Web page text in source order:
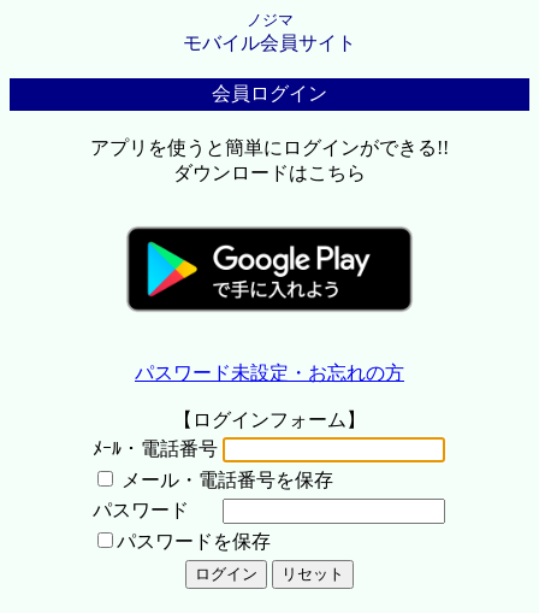
ノジマ
モバイル会員サイト
会員ログイン
アプリを使うと簡単にログインができる!!
ダウンロードはこちら
パスワード未設定・お忘れの方
【ログインフォーム】
ﾒｰﾙ・電話番号
メール・電話番号を保存
パスワード
パスワードを保存